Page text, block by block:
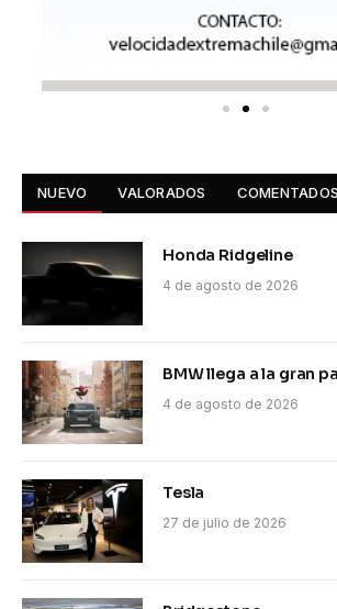
NUEVO VALORADOS COMENTADOS
Honda Ridgeline
4 de agosto de 2026
BMW llega a la gran
4 de agosto de 2026
Tesla
27 de julio de 2026